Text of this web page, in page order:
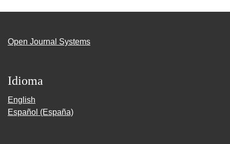
Open Journal Systems
Idioma
English
Español (España)